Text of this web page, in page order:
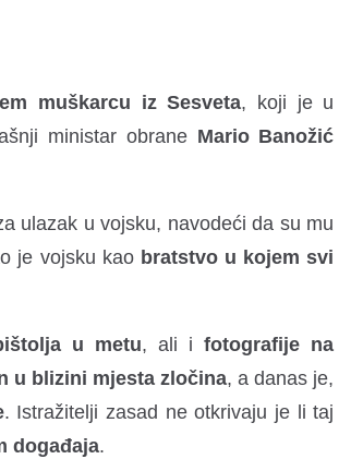
muškarcu iz Sesveta, koji je u
ministar obrane Mario Banožić
ulazak u vojsku, navodeći da su mu
je vojsku kao bratstvo u kojem svi
u metu, ali ifotografije na
u blizini mjesta zločina, a danas je,
. Istražitelji zasad ne otkrivaju je li taj
događaja.